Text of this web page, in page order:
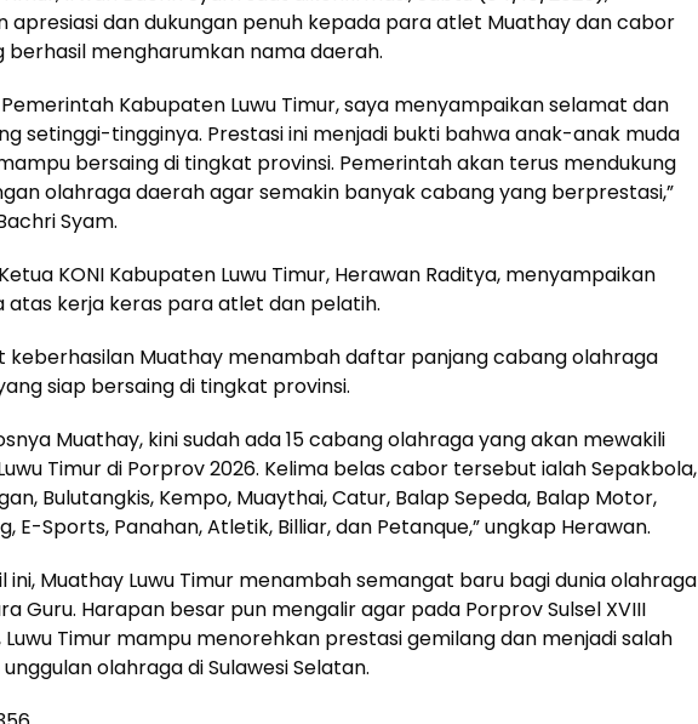
apresiasi dan dukungan penuh kepada para atlet Muathay dan cabor
berhasil mengharumkan nama daerah.
Kabupaten Luwu Timur, saya menyampaikan selamat dan
setinggi-tingginya. Prestasi ini menjadi bukti bahwa anak-anak muda
bersaing di tingkat provinsi. Pemerintah akan terus mendukung
olahraga daerah agar semakin banyak cabang yang berprestasi,”
Syam.
KONI Kabupaten Luwu Timur, Herawan Raditya, menyampaikan
atas kerja keras para atlet dan pelatih.
keberhasilan Muathay menambah daftar panjang cabang olahraga
siap bersaing di tingkat provinsi.
Muathay, kini sudah ada 15 cabang olahraga yang akan mewakili
Timur di Porprov 2026. Kelima belas cabor tersebut ialah Sepakbola,
Bulutangkis, Kempo, Muaythai, Catur, Balap Sepeda, Balap Motor,
E-Sports, Panahan, Atletik, Billiar, dan Petanque,” ungkap Herawan.
ini, Muathay Luwu Timur menambah semangat baru bagi dunia olahraga
Guru. Harapan besar pun mengalir agar pada Porprov Sulsel XVIII
Timur mampu menorehkan prestasi gemilang dan menjadi salah
olahraga di Sulawesi Selatan.